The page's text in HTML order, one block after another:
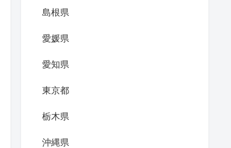
島根県
愛媛県
愛知県
東京都
栃木県
沖縄県